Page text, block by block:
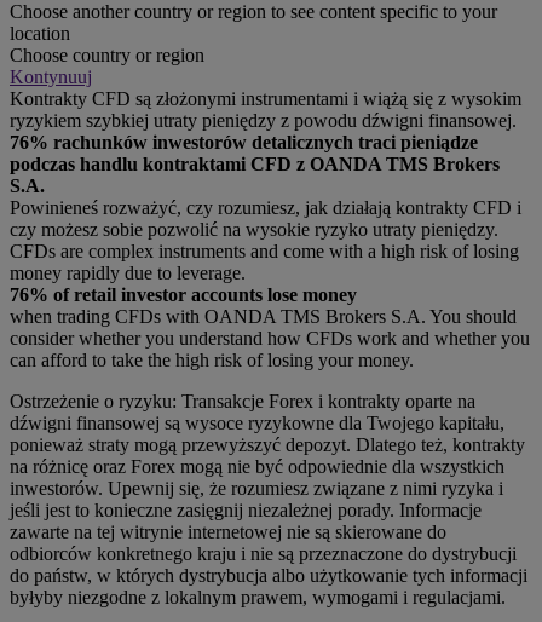
Choose another country or region to see content specific to your
location
Choose country or region
Kontynuuj
Kontrakty CFD są złożonymi instrumentami i wiążą się z wysokim
ryzykiem szybkiej utraty pieniędzy z powodu dźwigni finansowej.
76% rachunków inwestorów detalicznych traci pieniądze
podczas handlu kontraktami CFD z OANDA TMS Brokers
S.A.
Powinieneś rozważyć, czy rozumiesz, jak działają kontrakty CFD i
czy możesz sobie pozwolić na wysokie ryzyko utraty pieniędzy.
CFDs are complex instruments and come with a high risk of losing
money rapidly due to leverage.
76% of retail investor accounts lose money
when trading CFDs with OANDA TMS Brokers S.A. You should
consider whether you understand how CFDs work and whether you
can afford to take the high risk of losing your money.
Ostrzeżenie o ryzyku: Transakcje Forex i kontrakty oparte na
dźwigni finansowej są wysoce ryzykowne dla Twojego kapitału,
ponieważ straty mogą przewyższyć depozyt. Dlatego też, kontrakty
na różnicę oraz Forex mogą nie być odpowiednie dla wszystkich
inwestorów. Upewnij się, że rozumiesz związane z nimi ryzyka i
jeśli jest to konieczne zasięgnij niezależnej porady. Informacje
zawarte na tej witrynie internetowej nie są skierowane do
odbiorców konkretnego kraju i nie są przeznaczone do dystrybucji
do państw, w których dystrybucja albo użytkowanie tych informacji
byłyby niezgodne z lokalnym prawem, wymogami i regulacjami.